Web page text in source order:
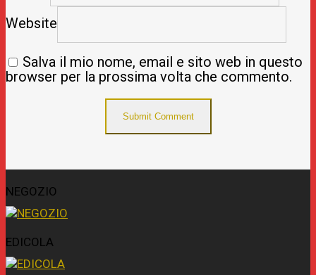
Website
Salva il mio nome, email e sito web in questo
browser per la prossima volta che commento.
NEGOZIO
EDICOLA